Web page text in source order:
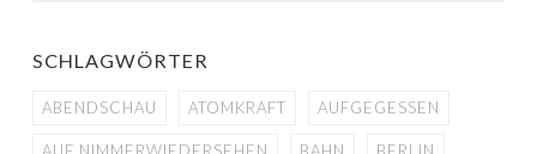
SCHLAGWÖRTER
ABENDSCHAU ATOMKRAFT AUFGEGESSEN